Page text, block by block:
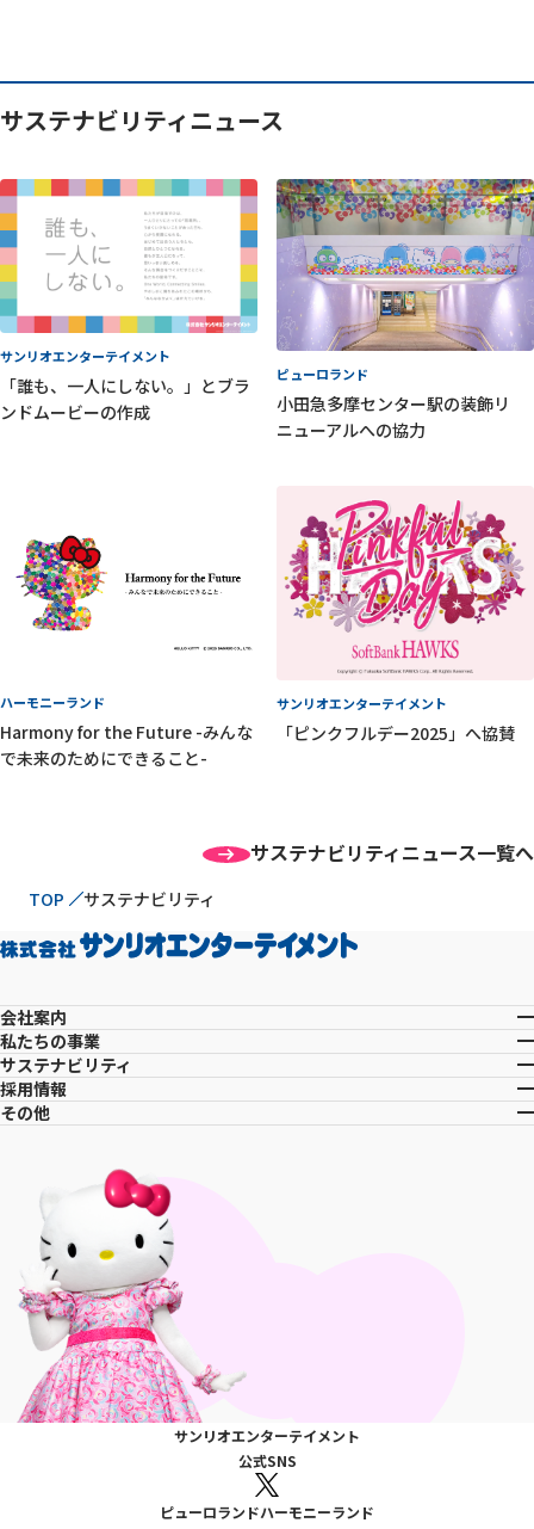
サステナビリティニュース
サンリオエンターテイメント
「誰も、一人にしない。」とブラ
ンドムービーの作成
ピューロランド
小田急多摩センター駅の装飾リ
ニューアルへの協力
ハーモニーランド
Harmony for the Future -みんな
で未来のためにできること-
サンリオエンターテイメント
「ピンクフルデー2025」へ協賛
サステナビリティニュース一覧へ
現在位置
TOP サステナビリティ
会社案内
私たちの事業
サステナビリティ
採用情報
その他
サンリオエンターテイメント
公式SNS
ピューロランドハーモニーランド